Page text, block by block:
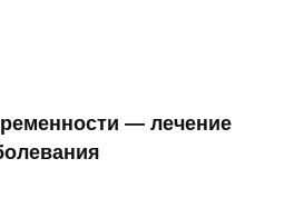
— лечение